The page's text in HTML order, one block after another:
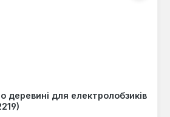
деревині для електролобзиків